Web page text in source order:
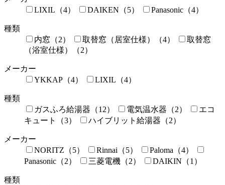
LIXIL（4）
DAIKEN（5） Panasonic（4）
種類
内窓（2）
取替窓（居室仕様）（4）
取替窓
（浴室仕様）（2）
メーカー
YKKAP（4）
LIXIL（4）
種類
ガスふろ給湯器（12）
電気温水器（2）
エコ
キュート（3）
ハイブリット給湯器（2）
メーカー
NORITZ（5）
Rinnai（5）
Paloma（4）
Panasonic（2）
三菱電機（2） DAIKIN（1）
種類